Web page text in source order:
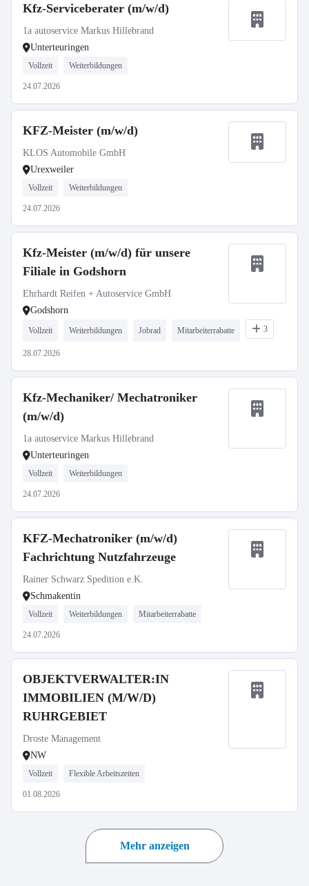
Kfz-Serviceberater (m/w/d)
1a autoservice Markus Hillebrand
Unterteuringen
Vollzeit Weiterbildungen
24.07.2026
KFZ-Meister (m/w/d)
KLOS Automobile GmbH
Urexweiler
Vollzeit Weiterbildungen
24.07.2026
Kfz-Meister (m/w/d) für unsere
Filiale in Godshorn
Ehrhardt Reifen + Autoservice GmbH
Godshorn
Vollzeit Weiterbildungen Jobrad Mitarbeiterrabatte 3
28.07.2026
Kfz-Mechaniker/ Mechatroniker
(m/w/d)
1a autoservice Markus Hillebrand
Unterteuringen
Vollzeit Weiterbildungen
24.07.2026
KFZ-Mechatroniker (m/w/d)
Fachrichtung Nutzfahrzeuge
Rainer Schwarz Spedition e.K.
Schmakentin
Vollzeit Weiterbildungen Mitarbeiterrabatte
24.07.2026
OBJEKTVERWALTER:IN
IMMOBILIEN (M/W/D)
RUHRGEBIET
Droste Management
NW
Vollzeit Flexible Arbeitszeiten
01.08.2026
Mehr anzeigen